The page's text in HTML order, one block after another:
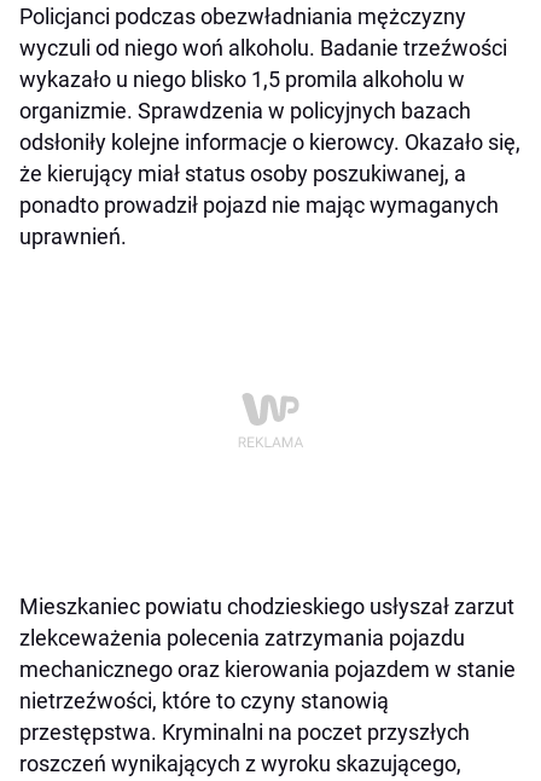
Policjanci podczas obezwładniania mężczyzny
wyczuli od niego woń alkoholu. Badanie trzeźwości
wykazało u niego blisko 1,5 promila alkoholu w
organizmie. Sprawdzenia w policyjnych bazach
odsłoniły kolejne informacje o kierowcy. Okazało się,
że kierujący miał status osoby poszukiwanej, a
ponadto prowadził pojazd nie mając wymaganych
uprawnień.
Mieszkaniec powiatu chodzieskiego usłyszał zarzut
zlekceważenia polecenia zatrzymania pojazdu
mechanicznego oraz kierowania pojazdem w stanie
nietrzeźwości, które to czyny stanowią
przestępstwa. Kryminalni na poczet przyszłych
roszczeń wynikających z wyroku skazującego,